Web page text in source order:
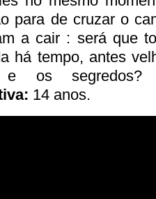
para de cruzar o
a cair : será que
há tempo, antes
e os
14 anos.